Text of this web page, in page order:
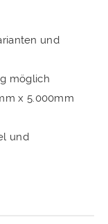
und
möglich
x 5.000mm
und